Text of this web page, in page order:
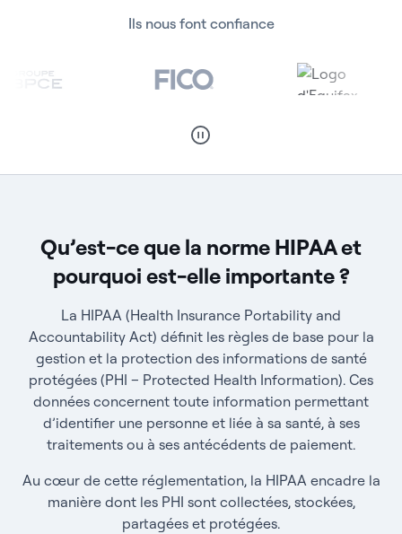
Ils nous font confiance
Qu’est-ce que la norme HIPAA et
pourquoi est-elle importante ?
La HIPAA (Health Insurance Portability and
Accountability Act) définit les règles de base pour la
gestion et la protection des informations de santé
protégées (PHI – Protected Health Information). Ces
données concernent toute information permettant
d’identifier une personne et liée à sa santé, à ses
traitements ou à ses antécédents de paiement.
Au cœur de cette réglementation, la HIPAA encadre la
manière dont les PHI sont collectées, stockées,
partagées et protégées.